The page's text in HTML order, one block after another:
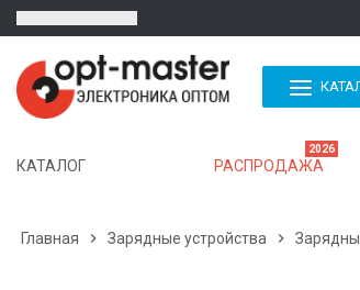
КАТАЛОГ РАСПРОДАЖА
2026
Главная  Зарядные устройства 